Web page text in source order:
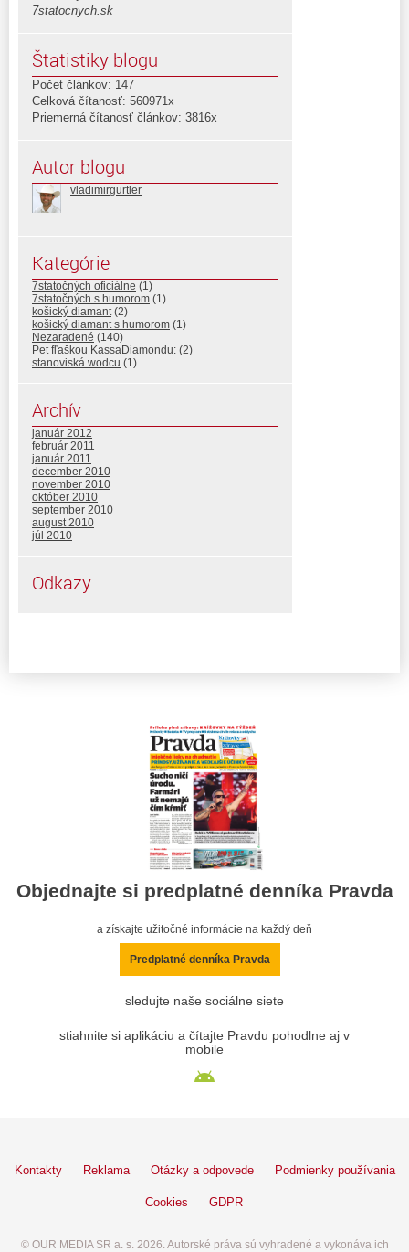
7statocnych.sk
Štatistiky blogu
Počet článkov: 147
Celková čítanosť: 560971x
Priemerná čítanosť článkov: 3816x
Autor blogu
vladimirgurtler
Kategórie
7statočných oficiálne (1)
7statočných s humorom (1)
košický diamant(2)
košický diamant s humorom (1)
Nezaradené (140)
Pet fľaškou KassaDiamondu: (2)
stanoviská wodcu (1)
Archív
január 2012
február 2011
január 2011
december 2010
november 2010
október 2010
september 2010
august 2010
júl 2010
Odkazy
Objednajte si predplatné denníka Pravda
a získajte užitočné informácie na každý deň
Predplatné denníka Pravda
sledujte naše sociálne siete
stiahnite si aplikáciu a čítajte Pravdu pohodlne aj v
mobile
Kontakty Reklama Otázky a odpovede Podmienky používania
Cookies GDPR
© OUR MEDIA SR a. s. 2026. Autorské práva sú vyhradené a vykonáva ich